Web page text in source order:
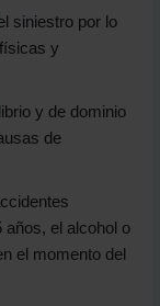
siniestro por lo
y
y de dominio
de
el alcohol o
el momento del